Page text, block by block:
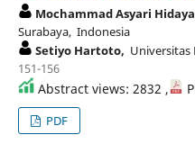
Mochammad Asyari
Surabaya, Indonesia
Setiyo Hartoto, Universitas
151-156
Abstract views: 2832 ,
PDF